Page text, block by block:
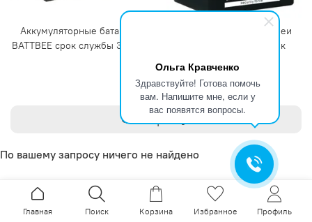
Ольга Кравченко
Здравствуйте! Готова помочь
вам. Напишите мне, если у
вас появятся вопросы.
Аккумуляторные батареи
BATTBEE срок службы 3 года
Аккумуляторные батареи
SECURITY FORCE срок
Фильтры
По вашему запросу ничего не найдено
Главная Поиск Корзина Избранное Профиль